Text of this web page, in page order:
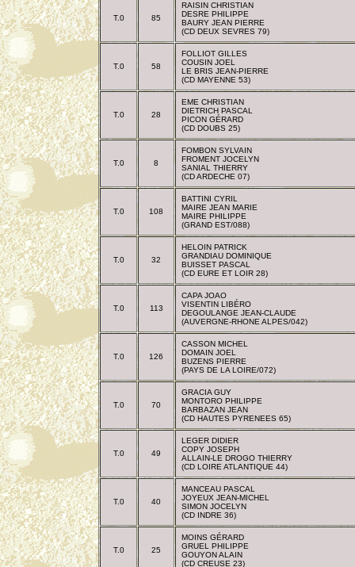
T.0 85
RAISIN CHRISTIAN
DESRE PHILIPPE
BAURY JEAN PIERRE
(CD DEUX SEVRES 79)
T.0 58
FOLLIOT GILLES
COUSIN JOEL
LE BRIS JEAN-PIERRE
(CD MAYENNE 53)
T.0 28
EME CHRISTIAN
DIETRICH PASCAL
PICON GÉRARD
(CD DOUBS 25)
T.0 8
FOMBON SYLVAIN
FROMENT JOCELYN
SANIAL THIERRY
(CD ARDECHE 07)
T.0 108
BATTINI CYRIL
MAIRE JEAN MARIE
MAIRE PHILIPPE
(GRAND EST/088)
T.0 32
HELOIN PATRICK
GRANDIAU DOMINIQUE
BUISSET PASCAL
(CD EURE ET LOIR 28)
T.0 113
CAPA JOAO
VISENTIN LIBÉRO
DEGOULANGE JEAN-CLAUDE
(AUVERGNE-RHONE ALPES/042)
T.0 126
CASSON MICHEL
DOMAIN JOEL
BUZENS PIERRE
(PAYS DE LA LOIRE/072)
T.0 70
GRACIA GUY
MONTORO PHILIPPE
BARBAZAN JEAN
(CD HAUTES PYRENEES 65)
T.0 49
LEGER DIDIER
COPY JOSEPH
ALLAIN-LE DROGO THIERRY
(CD LOIRE ATLANTIQUE 44)
T.0 40
MANCEAU PASCAL
JOYEUX JEAN-MICHEL
SIMON JOCELYN
(CD INDRE 36)
T.0 25
MOINS GÉRARD
GRUEL PHILIPPE
GOUYON ALAIN
(CD CREUSE 23)